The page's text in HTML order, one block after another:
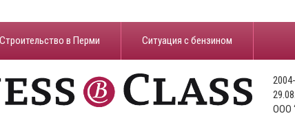
Строительство в Перми ​Ситуация с бензином
ООО